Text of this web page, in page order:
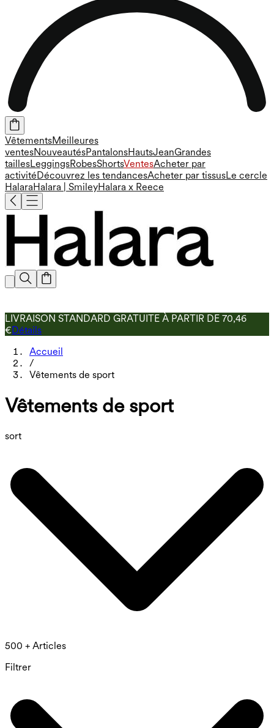
VêtementsMeilleures
ventesNouveautésPantalonsHautsJeanGrandes
taillesLeggingsRobesShortsVentesAcheter par
activitéDécouvrez les tendancesAcheter par tissusLe cercle
HalaraHalara | SmileyHalara x Reece
LIVRAISON STANDARD GRATUITE À PARTIR DE 70,46
€Détails
Accueil
/
Vêtements de sport
Vêtements de sport
sort
500 + Articles
Filtrer